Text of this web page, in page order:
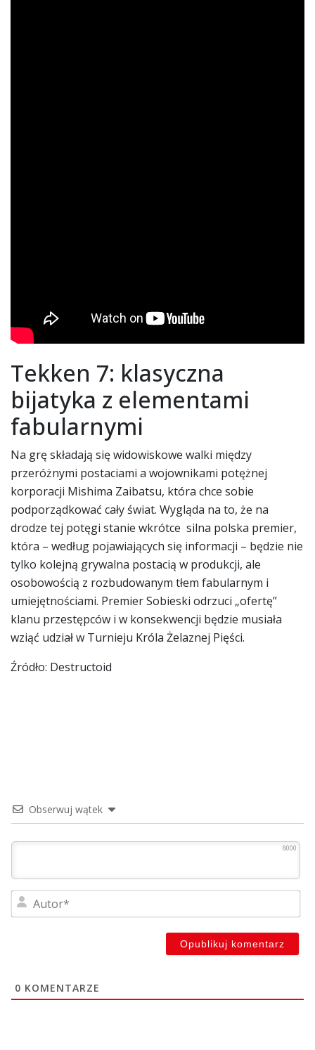
Tekken 7: klasyczna
bijatyka z elementami
fabularnymi
Na grę składają się widowiskowe walki między
przeróżnymi postaciami a wojownikami potężnej
korporacji Mishima Zaibatsu, która chce sobie
podporządkować cały świat. Wygląda na to, że na
drodze tej potęgi stanie wkrótce silna polska premier,
która – według pojawiających się informacji – będzie nie
tylko kolejną grywalna postacią w produkcji, ale
osobowością z rozbudowanym tłem fabularnym i
umiejętnościami. Premier Sobieski odrzuci „ofertę”
klanu przestępców i w konsekwencji będzie musiała
wziąć udział w Turnieju Króla Żelaznej Pięści.
Źródło: Destructoid
Obserwuj wątek
8000
0 KOMENTARZE